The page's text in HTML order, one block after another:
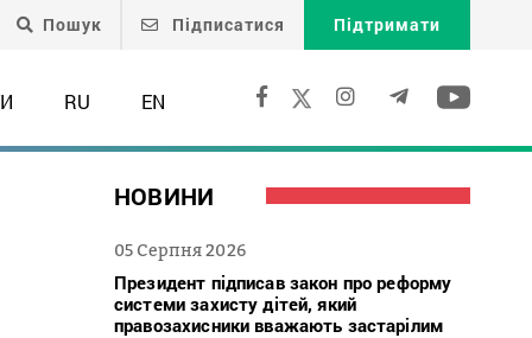
Пошук Підписатися Підтримати
RU EN
НОВИНИ
05 Серпня 2026
Президент підписав закон про реформу
системи захисту дітей, який
правозахисники вважають застарілим